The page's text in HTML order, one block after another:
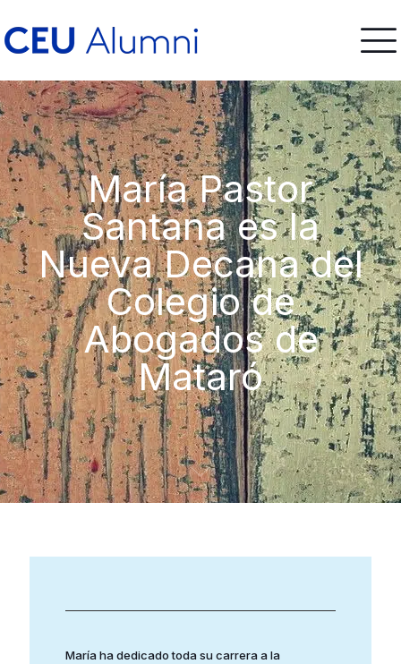
María Pastor
Santana es la
Nueva Decana del
Colegio de
Abogados de
Mataró
María ha dedicado toda su carrera a la